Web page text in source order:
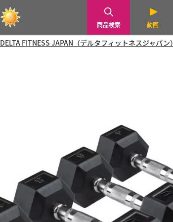
商品検索 動画
DELTA FITNESS JAPAN（デルタフィットネスジャパン）